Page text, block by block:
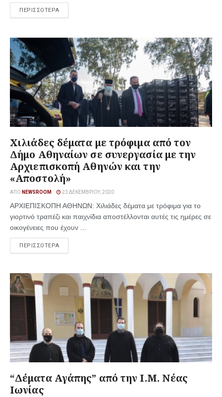
ΠΕΡΙΣΣΟΤΕΡΑ
Χιλιάδες δέματα με τρόφιμα από τον
Δήμο Αθηναίων σε συνεργασία με την
Αρχιεπισκοπή Αθηνών και την
«Αποστολή»
ΑΠΌ NEWSROOM 23 ΔΕΚΕΜΒΡΊΟΥ, 2020
ΑΡΧΙΕΠΙΣΚΟΠΗ ΑΘΗΝΩΝ: Χιλιάδες δέματα με τρόφιμα για το
γιορτινό τραπέζι και παιχνίδια αποστέλλονται αυτές τις ημέρες σε
οικογένειες που έχουν ...
ΠΕΡΙΣΣΟΤΕΡΑ
“Δέματα Αγάπης” από την I.Μ. Νέας
Ιωνίας